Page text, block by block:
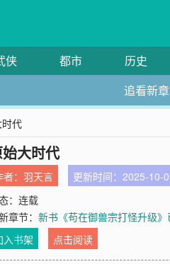
侠 都市 历史
追看新
代
大时代
者：羽天言 更新时间：2025-10-
：连载
章节：新书《苟在御兽宗打怪升级》
入书架
点击阅读